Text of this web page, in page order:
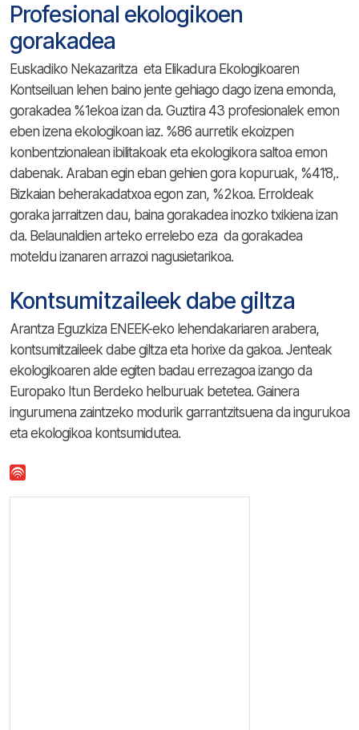
Profesional ekologikoen
gorakadea
Euskadiko Nekazaritza eta Elikadura Ekologikoaren
Kontseiluan lehen baino jente gehiago dago izena emonda,
gorakadea %1ekoa izan da. Guztira 43 profesionalek emon
eben izena ekologikoan iaz. %86 aurretik ekoizpen
konbentzionalean ibilitakoak eta ekologikora saltoa emon
dabenak. Araban egin eban gehien gora kopuruak, %41’8,.
Bizkaian beherakadatxoa egon zan, %2koa. Erroldeak
goraka jarraitzen dau, baina gorakadea inozko txikiena izan
da. Belaunaldien arteko errelebo eza da gorakadea
moteldu izanaren arrazoi nagusietarikoa.
Kontsumitzaileek dabe giltza
Arantza Eguzkiza ENEEK-eko lehendakariaren arabera,
kontsumitzaileek dabe giltza eta horixe da gakoa. Jenteak
ekologikoaren alde egiten badau errezagoa izango da
Europako Itun Berdeko helburuak betetea. Gainera
ingurumena zaintzeko modurik garrantzitsuena da ingurukoa
eta ekologikoa kontsumidutea.